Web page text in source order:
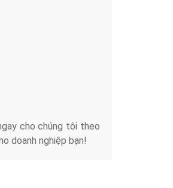
cho chúng tôi theo
doanh nghiệp bạn!